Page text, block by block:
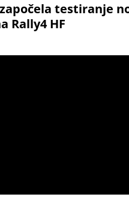
testiranje
Rally4 HF